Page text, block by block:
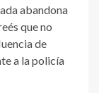
abandona
que no
de
a la policía